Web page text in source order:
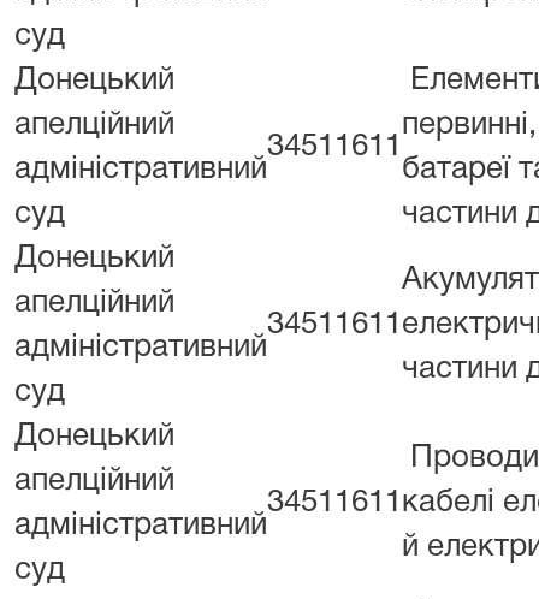
суд
Донецький
апелційний
адміністративний
суд
34511611
батареї
частини
Донецький
апелційний
адміністративний
суд
34511611
частини
Донецький
апелційний
адміністративний
суд
34511611 кабелі
й